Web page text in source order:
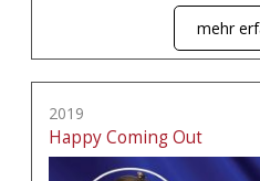
mehr
2019
Happy Coming Out